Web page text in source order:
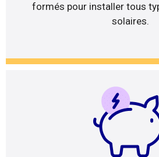
formés pour installer tous
solaires.